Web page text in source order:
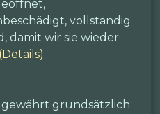
vollständig
damit wir sie wieder
(Details).
grundsätzlich